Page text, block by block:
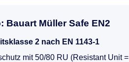
Bauart Müller Safe EN2
2 nach EN 1143-1
mit 50/80 RU (Resistant Unit =